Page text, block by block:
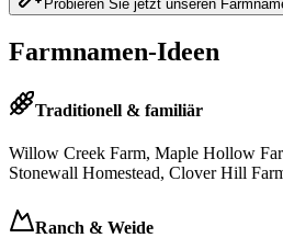
Probieren Sie jetzt unseren
Farmnamen-Ideen
Traditionell & familiär
Willow Creek Farm, Maple Hollow
Stonewall Homestead, Clover Hill
Ranch & Weide